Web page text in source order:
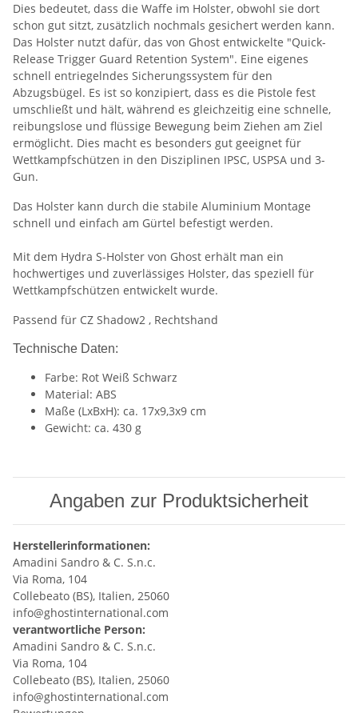
Dies bedeutet, dass die Waffe im Holster, obwohl sie dort
schon gut sitzt, zusätzlich nochmals gesichert werden kann.
Das Holster nutzt dafür, das von Ghost entwickelte "Quick-
Release Trigger Guard Retention System". Eine eigenes
schnell entriegelndes Sicherungssystem für den
Abzugsbügel. Es ist so konzipiert, dass es die Pistole fest
umschließt und hält, während es gleichzeitig eine schnelle,
reibungslose und flüssige Bewegung beim Ziehen am Ziel
ermöglicht. Dies macht es besonders gut geeignet für
Wettkampfschützen in den Disziplinen IPSC, USPSA und 3-
Gun.
Das Holster kann durch die stabile Aluminium Montage
schnell und einfach am Gürtel befestigt werden.
Mit dem Hydra S-Holster von Ghost erhält man ein
hochwertiges und zuverlässiges Holster, das speziell für
Wettkampfschützen entwickelt wurde.
Passend für CZ Shadow2 , Rechtshand
Technische Daten:
Farbe: Rot Weiß Schwarz
Material: ABS
Maße (LxBxH): ca. 17x9,3x9 cm
Gewicht: ca. 430 g
Angaben zur Produktsicherheit
Herstellerinformationen:
Amadini Sandro & C. S.n.c.
Via Roma, 104
Collebeato (BS), Italien, 25060
info@ghostinternational.com
verantwortliche Person:
Amadini Sandro & C. S.n.c.
Via Roma, 104
Collebeato (BS), Italien, 25060
info@ghostinternational.com